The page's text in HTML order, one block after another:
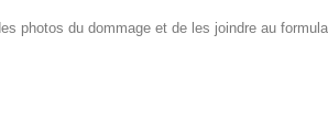
photos du dommage et de les joindre au